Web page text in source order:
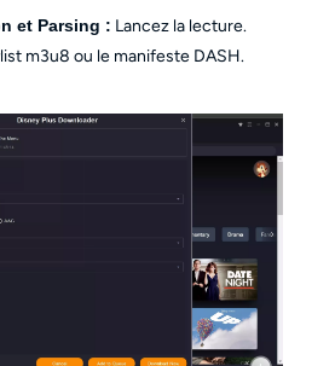
et Parsing : Lancez la lecture.
m3u8 ou le manifeste DASH.